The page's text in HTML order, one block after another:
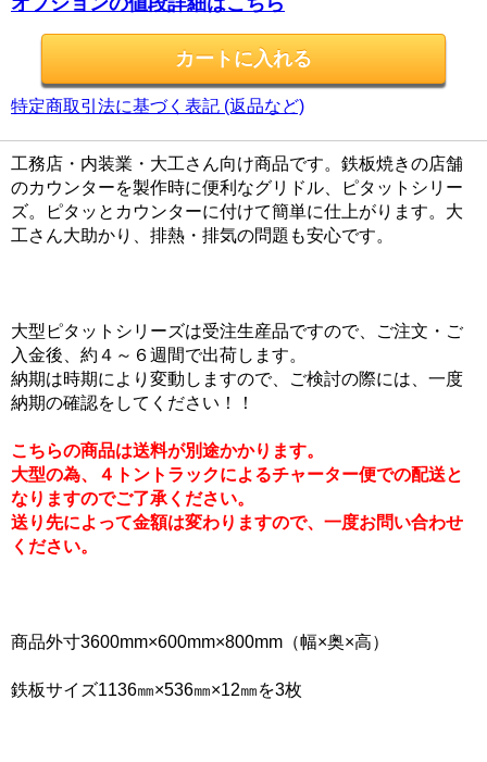
特定商取引法に基づく表記 (返品など)
工務店・内装業・大工さん向け商品です。鉄板焼きの店舗
のカウンターを製作時に便利なグリドル、ピタットシリー
ズ。ピタッとカウンターに付けて簡単に仕上がります。大
工さん大助かり、排熱・排気の問題も安心です。
大型ピタットシリーズは受注生産品ですので、ご注文・ご
入金後、約４～６週間で出荷します。
納期は時期により変動しますので、ご検討の際には、一度
納期の確認をしてください！！
こちらの商品は送料が別途かかります。
大型の為、４トントラックによるチャーター便での配送と
なりますのでご了承ください。
送り先によって金額は変わりますので、一度お問い合わせ
ください。
商品外寸3600mm×600mm×800mm（幅×奥×高）
鉄板サイズ1136㎜×536㎜×12㎜を3枚